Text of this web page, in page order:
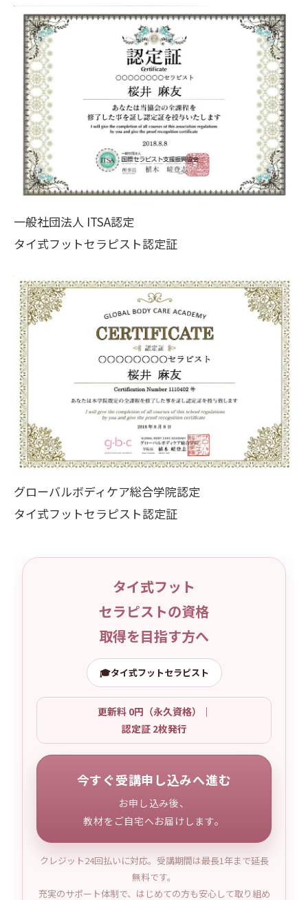
一般社団法人 ITSA認定
タイ式フットセラピスト認定証
グローバルボディケア総合学院認定
タイ式フットセラピスト認定証
タイ式フット
セラピストの資格
取得を目指す方へ
🎓タイ式フットセラピスト
更新料 0円（永久資格）｜
認定証 2枚発行
今すぐ受講申し込みへ進む
お申し込み後、
教材をご自宅へお届けします。
クレジット24回払いに対応。受講期間は最長1年まで延長
無料です。
充実のサポート体制で、はじめての方も安心して取り組め